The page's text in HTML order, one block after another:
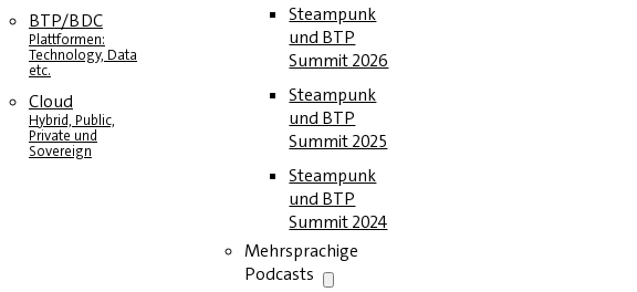
BTP/BDC
Plattformen:
Technology, Data
etc.
Cloud
Hybrid, Public,
Private und
Sovereign
Steampunk
und BTP
Summit 2026
Steampunk
und BTP
Summit 2025
Steampunk
und BTP
Summit 2024
Mehrsprachige
Podcasts